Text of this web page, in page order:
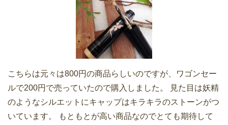
こちらは元々は800円の商品らしいのですが、ワゴンセー
ルで200円で売っていたので購入しました。 見た目は妖精
のようなシルエットにキャップはキラキラのストーンがつ
いています。 もともとが高い商品なのでとても期待して